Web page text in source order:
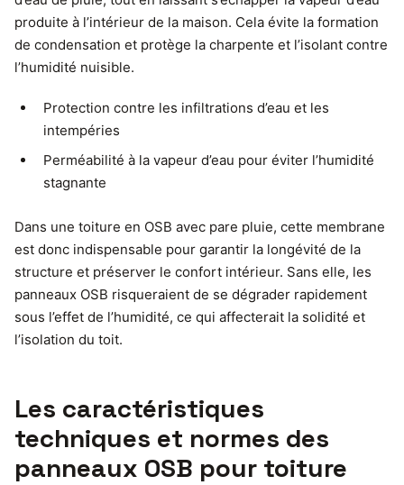
produite à l’intérieur de la maison. Cela évite la formation
de condensation et protège la charpente et l’isolant contre
l’humidité nuisible.
Protection contre les infiltrations d’eau et les
intempéries
Perméabilité à la vapeur d’eau pour éviter l’humidité
stagnante
Dans une toiture en OSB avec pare pluie, cette membrane
est donc indispensable pour garantir la longévité de la
structure et préserver le confort intérieur. Sans elle, les
panneaux OSB risqueraient de se dégrader rapidement
sous l’effet de l’humidité, ce qui affecterait la solidité et
l’isolation du toit.
Les caractéristiques
techniques et normes des
panneaux OSB pour toiture